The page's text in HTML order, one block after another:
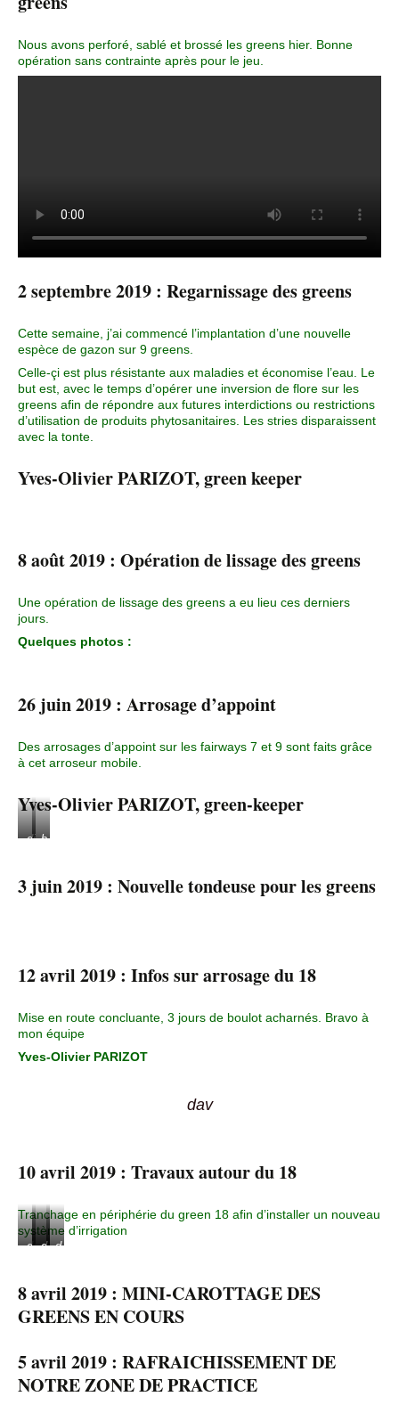
Nous avons perforé, sablé et brossé les greens hier. Bonne
opération sans contrainte après pour le jeu.
2 septembre 2019 : Regarnissage des greens
Cette semaine, j’ai commencé l’implantation d’une nouvelle
espèce de gazon sur 9 greens.
Celle-çi est plus résistante aux maladies et économise l’eau. Le
but est, avec le temps d’opérer une inversion de flore sur les
greens afin de répondre aux futures interdictions ou restrictions
d’utilisation de produits phytosanitaires. Les stries disparaissent
avec la tonte.
Yves-Olivier PARIZOT, greenkeeper
8 août 2019 : Opération de lissage des greens
Une opération de lissage des greens a eu lieu ces derniers
jours.
Quelques photos :
26 juin 2019 : Arrosage d’appoint
Des arrosages d’appoint sur les fairways 7 et 9 sont faits grâce
à cet arroseur mobile.
Yves-Olivier PARIZOT, green-keeper
digb
s
3 juin 2019 : Nouvelle tondeuse pour les greens
12 avril 2019 : Infos sur arrosage du 18
Mise en route concluante, 3 jours de boulot acharnés. Bravo à
mon équipe
Yves-Olivier PARIZOT
dav
10 avril 2019 : Travaux autour du 18
Tranchage en périphérie du green 18 afin d’installer un nouveau
système d’irrigation
davd
d d
8 avril 2019 : MINI-CAROTTAGE DES
GREENS EN COURS
5 avril 2019 : RAFRAICHISSEMENT DE
NOTRE ZONE DE PRACTICE